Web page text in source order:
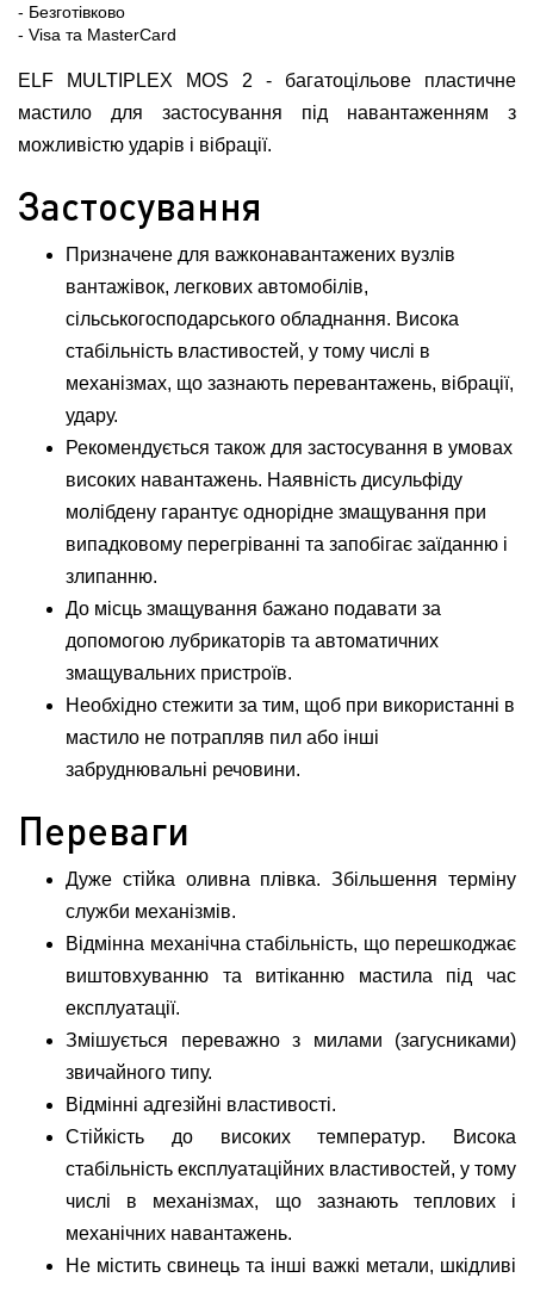
- Безготівково
- Visa та MasterCard
ELF MULTIPLEX MOS 2 - багатоцільове пластичне
мастило для застосування під навантаженням з
можливістю ударів і вібрації.
Застосування
Призначене для важконавантажених вузлів
вантажівок, легкових автомобілів,
сільськогосподарського обладнання. Висока
стабільність властивостей, у тому числі в
механізмах, що зазнають перевантажень, вібрації,
удару.
Рекомендується також для застосування в умовах
високих навантажень. Наявність дисульфіду
молібдену гарантує однорідне змащування при
випадковому перегріванні та запобігає заїданню і
злипанню.
До місць змащування бажано подавати за
допомогою лубрикаторів та автоматичних
змащувальних пристроїв.
Необхідно стежити за тим, щоб при використанні в
мастило не потрапляв пил або інші
забруднювальні речовини.
Переваги
Дуже стійка оливна плівка. Збільшення терміну
служби механізмів.
Відмінна механічна стабільність, що перешкоджає
виштовхуванню та витіканню мастила під час
експлуатації.
Змішується переважно з милами (загусниками)
звичайного типу.
Відмінні адгезійні властивості.
Стійкість до високих температур. Висока
стабільність експлуатаційних властивостей, у тому
числі в механізмах, що зазнають теплових і
механічних навантажень.
Не містить свинець та інші важкі метали, шкідливі